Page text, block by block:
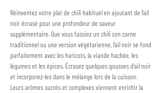
Réinventez votre plat de chili habituel en ajoutant de l'ail
noir écrasé pour une profondeur de saveur
supplémentaire. Que vous fassiez un chili con carne
traditionnel ou une version végétarienne, l'ail noir se fond
parfaitement avec les haricots, la viande hachée, les
légumes et les épices. Écrasez quelques gousses d'ail noir
et incorporez-les dans le mélange lors de la cuisson.
Leurs arômes sucrés et complexes viennent enrichir la